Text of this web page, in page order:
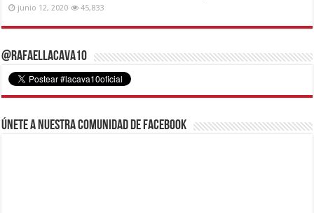
junio 12, 2020 45,833
@RafaelLacava10
Únete a nuestra comunidad de Facebook